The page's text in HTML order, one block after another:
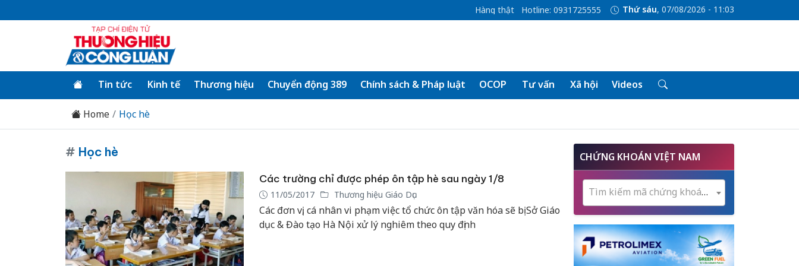
Hàng thật Hotline: 0931725555 Thứ sáu, 07/08/2026 - 11:03
Tin tức Kinh tế Thương hiệu Chuyển động 389 Chính sách & Pháp luật OCOP Tư vấn Xã hội Videos
Home Học hè
# Học hè
Các trường chỉ được phép ôn tập hè sau ngày 1/8
11/05/2017 Thương hiệu Giáo Dục
Các đơn vị, cá nhân vi phạm việc tổ chức ôn tập văn hóa sẽ bị Sở Giáo
dục & Đào tạo Hà Nội xử lý nghiêm theo quy định
CHỨNG KHOÁN VIỆT NAM
Tìm kiếm mã chứng khoán...